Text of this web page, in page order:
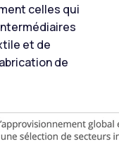
celles qui
et de
de